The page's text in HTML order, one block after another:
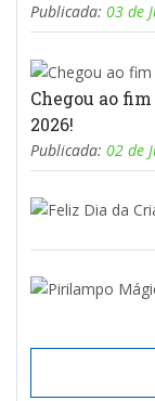
Publicada: 03 de
Chegou ao
2026!
Publicada: 02 de